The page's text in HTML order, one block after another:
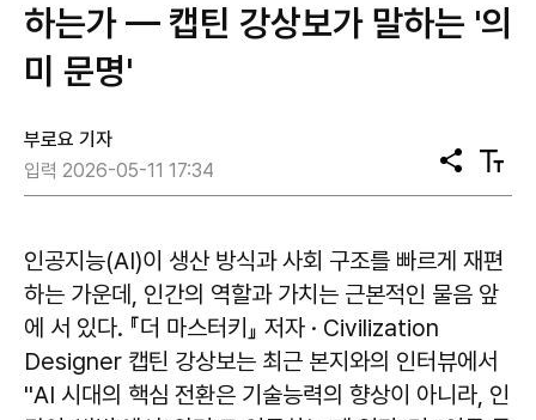
하는가 — 캡틴 강상보가 말하는 '의
미 문명'
부로요 기자
입력 2026-05-11 17:34
공
유
텍
스
기
인공지능(AI)이 생산 방식과 사회 구조를 빠르게 재편
하는 가운데, 인간의 역할과 가치는 근본적인 물음 앞
에 서 있다. 『더 마스터키』 저자 · Civilization
Designer 캡틴 강상보는 최근 본지와의 인터뷰에서
''AI 시대의 핵심 전환은 기술능력의 향상이 아니라, 인